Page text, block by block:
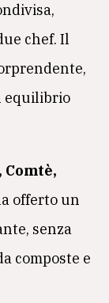
chef. Il
equilibrio
offerto un
senza
composte e